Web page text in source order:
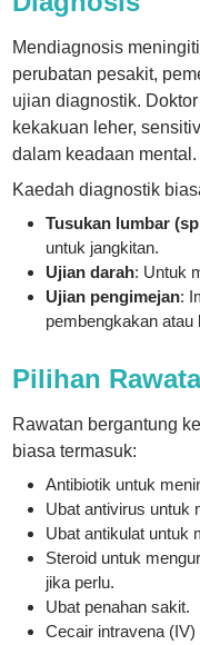
Mendiagnosis
perubatan pesakit,
ujian diagnostik.
kekakuan leher,
dalam keadaan mental.
Kaedah diagnostik
Tusukan lumbar
untuk jangkitan.
Ujian darah: Untuk
Ujian pengimejan:
pembengkakan atau
Pilihan
Rawatan bergantung
biasa termasuk:
Antibiotik untuk
Ubat antivirus untuk
Ubat antikulat untuk
Steroid untuk
jika perlu.
Ubat penahan sakit.
Cecair intravena